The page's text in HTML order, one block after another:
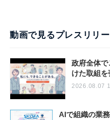
動画で見るプレスリリ
政府全体で
けた取組
2026.08.07
AIで組織の業